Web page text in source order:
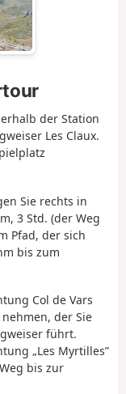
der Station
Les Claux.
Sie rechts in
3 Std. (der Weg
Pfad, der sich
bis zum
Col de Vars
der Sie
führt.
„Les Myrtilles”
bis zur